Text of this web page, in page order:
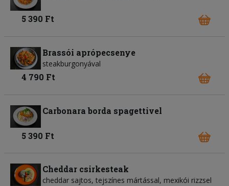
5 390 Ft
Brassói aprópecsenye
steakburgonyával
4 790 Ft
Carbonara borda spagettivel
5 390 Ft
Cheddar csirkesteak
cheddar sajtos, tejszínes mártással, mexikói rizzsel